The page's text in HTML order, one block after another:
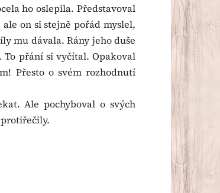
ho oslepila. Představoval
on si stejně pořád myslel,
mu dávala. Rány jeho duše
přání si vyčítal. Opakoval
Přesto o svém rozhodnutí
Ale pochyboval o svých